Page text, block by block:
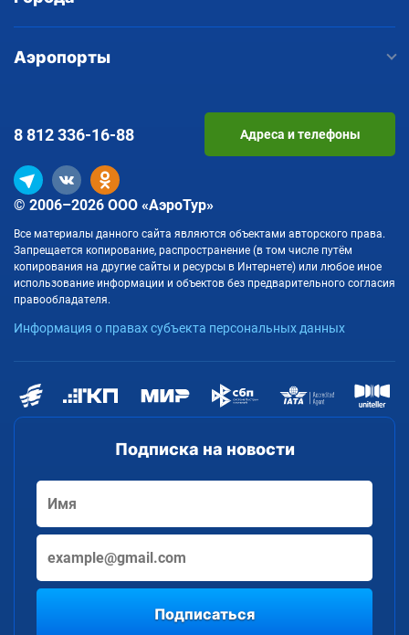
Аэропорты
Подписка на новости
Подписаться
© 2006–2026 ООО «АэроТур»
Все материалы данного сайта являются объектами авторского права.
Запрещается копирование, распространение (в том числе путём
копирования на другие сайты и ресурсы в Интернете) или любое иное
использование информации и объектов без предварительного согласия
правообладателя.
Информация о правах субъекта персональных данных
8 812336-16-88 Адреса и телефоны